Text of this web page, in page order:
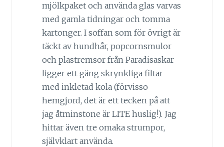
mjölkpaket och använda glas varvas
med gamla tidningar och tomma
kartonger. I soffan som för övrigt är
täckt av hundhår, popcornsmulor
och plastremsor från Paradisaskar
ligger ett gäng skrynkliga filtar
med inkletad kola (förvisso
hemgjord, det är ett tecken på att
jag åtminstone är LITE huslig!). Jag
hittar även tre omaka strumpor,
självklart använda.